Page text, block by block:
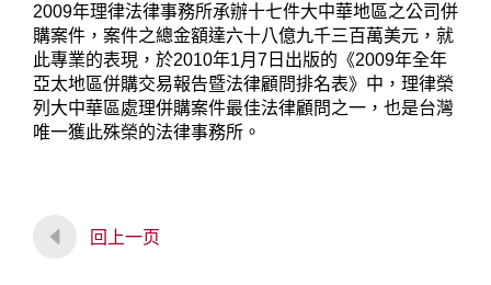
2009年理律法律事務所承辦十七件大中華地區之公司併
購案件，案件之總金額達六十八億九千三百萬美元，就
此專業的表現，於2010年1月7日出版的《2009年全年
亞太地區併購交易報告暨法律顧問排名表》中，理律榮
列大中華區處理併購案件最佳法律顧問之一，也是台灣
唯一獲此殊榮的法律事務所。
回上一页